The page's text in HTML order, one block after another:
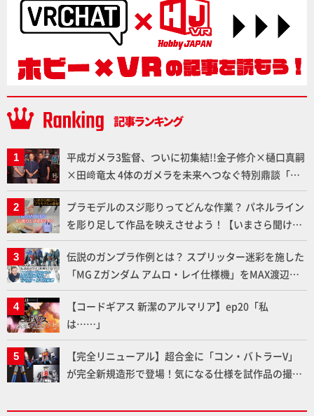
平成ガメラ3監督、ついに初集結!!金子修介×樋口真嗣
×田﨑竜太 4体のガメラを未来へつなぐ特別鼎談「ガ
メラ永久保存化プロジェクト FINAL」
プラモデルのスジ彫りってどんな作業？ パネルライン
を彫り足して作品を映えさせよう！【いまさら聞けな
いプラモデルの基礎：スジ彫りとパネルライン】
伝説のガンプラ作例とは？ スプリッター迷彩を施した
「MG Zガンダム アムロ・レイ仕様機」をMAX渡辺が
ふたたび塗る!!【試し読み】
【コードギアス 新潔のアルマリア】ep20「私
は……」
【完全リニューアル】超合金に「コン・バトラーV」
が完全新規造形で登場！気になる仕様を試作品の撮り
ト」セット情報もお届け！【超合金の魂】